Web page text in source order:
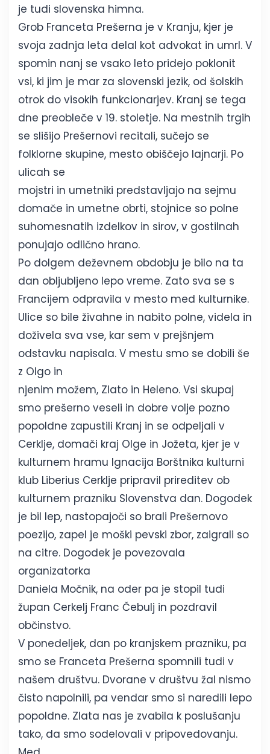
je tudi slovenska himna.
Grob Franceta Prešerna je v Kranju, kjer je
svoja zadnja leta delal kot advokat in umrl. V
spomin nanj se vsako leto pridejo poklonit
vsi, ki jim je mar za slovenski jezik, od šolskih
otrok do visokih funkcionarjev. Kranj se tega
dne preobleče v 19. stoletje. Na mestnih trgih
se slišijo Prešernovi recitali, sučejo se
folklorne skupine, mesto obiščejo lajnarji. Po
ulicah se
mojstri in umetniki predstavljajo na sejmu
domače in umetne obrti, stojnice so polne
suhomesnatih izdelkov in sirov, v gostilnah
ponujajo odlično hrano.
Po dolgem deževnem obdobju je bilo na ta
dan obljubljeno lepo vreme. Zato sva se s
Francijem odpravila v mesto med kulturnike.
Ulice so bile živahne in nabito polne, videla in
doživela sva vse, kar sem v prejšnjem
odstavku napisala. V mestu smo se dobili še
z Olgo in
njenim možem, Zlato in Heleno. Vsi skupaj
smo prešerno veseli in dobre volje pozno
popoldne zapustili Kranj in se odpeljali v
Cerklje, domači kraj Olge in Jožeta, kjer je v
kulturnem hramu Ignacija Borštnika kulturni
klub Liberius Cerklje pripravil prireditev ob
kulturnem prazniku Slovenstva dan. Dogodek
je bil lep, nastopajoči so brali Prešernovo
poezijo, zapel je moški pevski zbor, zaigrali so
na citre. Dogodek je povezovala
organizatorka
Daniela Močnik, na oder pa je stopil tudi
župan Cerkelj Franc Čebulj in pozdravil
občinstvo.
V ponedeljek, dan po kranjskem prazniku, pa
smo se Franceta Prešerna spomnili tudi v
našem društvu. Dvorane v društvu žal nismo
čisto napolnili, pa vendar smo si naredili lepo
popoldne. Zlata nas je zvabila k poslušanju
tako, da smo sodelovali v pripovedovanju.